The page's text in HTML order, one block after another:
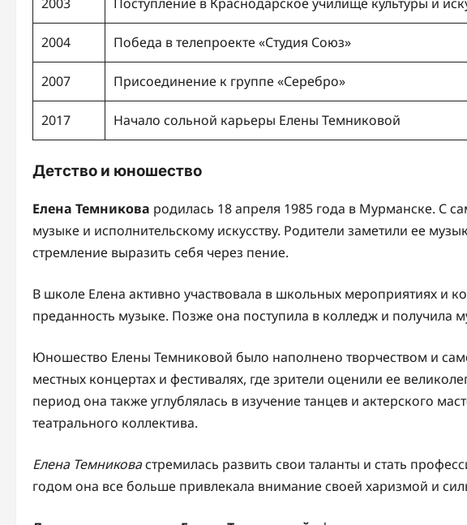
2004 Победа в телепроекте «Студия Союз»
2007 Присоединение к группе «Серебро»
2017 Начало сольной карьеры Елены Темниковой
Детство и юношество
Елена Темникова родилась 18 апреля 1985 года в Мурманске. С
музыке и исполнительскому искусству. Родители заметили ее
стремление выразить себя через пение.
В школе Елена активно участвовала в школьных мероприятиях и
преданность музыке. Позже она поступила в колледж и получила
Юношество Елены Темниковой было наполнено творчеством и
местных концертах и фестивалях, где зрители оценили ее
период она также углублялась в изучение танцев и актерского
театрального коллектива.
Елена Темниковастремилась развить свои таланты и стать
годом она все больше привлекала внимание своей харизмой и